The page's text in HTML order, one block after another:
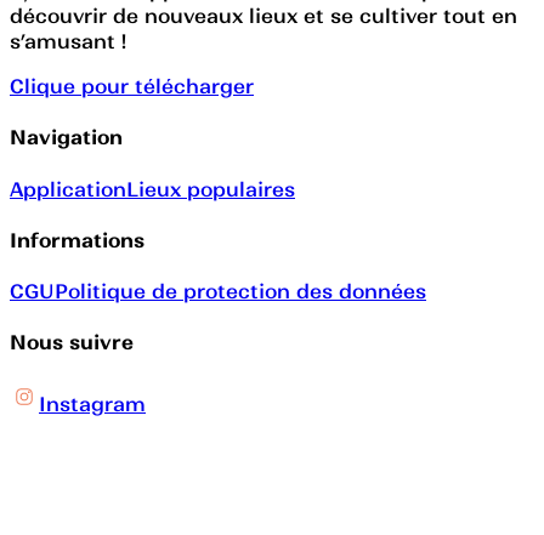
découvrir de nouveaux lieux et se cultiver tout en
s’amusant !
Clique pour télécharger
Navigation
ApplicationLieux populaires
Informations
CGUPolitique de protection des données
Nous suivre
Instagram